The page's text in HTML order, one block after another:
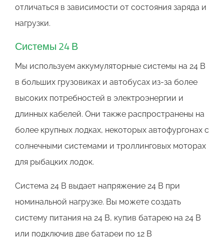
отличаться в зависимости от состояния заряда и
нагрузки.
Системы 24 В
Мы используем аккумуляторные системы на 24 В
в больших грузовиках и автобусах из-за более
высоких потребностей в электроэнергии и
длинных кабелей. Они также распространены на
более крупных лодках, некоторых автофургонах с
солнечными системами и троллинговых моторах
для рыбацких лодок.
Система 24 В выдает напряжение 24 В при
номинальной нагрузке. Вы можете создать
систему питания на 24 В, купив батарею на 24 В
или подключив две батареи по 12 В